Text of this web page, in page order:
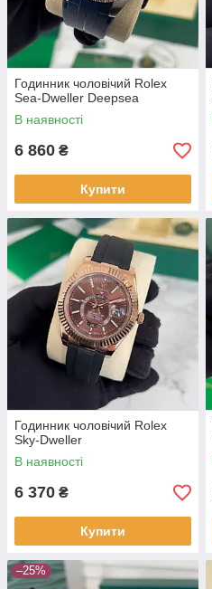
Годинник чоловічий Rolex
Sea-Dweller Deepsea
В наявності
6 860 ₴
Купити
Годинник чоловічий Rolex
Sky-Dweller
В наявності
6 370 ₴
Купити
–25%